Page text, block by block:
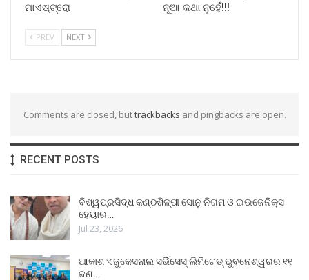
ମାଏଷ୍ଟ୍ରୋ
ନୂଆ କଥା ନୁହେଁ!!!
PREV NEXT
Comments are closed, buttrackbacks and pingbacks are open.
RECENT POSTS
ବିଶ୍ୱପ୍ରସିଦ୍ଧ କଣ୍ଠଶିଳ୍ପୀ ସୋନୁ ନିଗମ ଓ ଇଉଜେନିକ୍ସ
ହେୟାର…
Jul 23, 2026
ଆକାଶ ଏଜୁକେସନାଲ ସର୍ଭିସେସ୍ ଲିମିଟେଡ୍ ଭୁବନେଶ୍ୱରର ୧୧
ଜଣ…